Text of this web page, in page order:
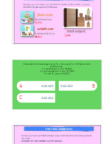
Calculate the average cost for January for Al Haramain
Perfumes.
Total Fixed Costs: 32,250
Total Variable Costs: 20,350
Total Output:5,500
A 9.06 AED B
9.56 AED
C 9.65 AED